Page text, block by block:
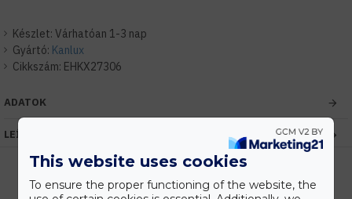
Készlet: Várhatóan 1-3 nap
Gyártó: Kanlux
Cikkszám: EHKX27306
ADATOK
LEÍRÁS
This website uses cookies
To ensure the proper functioning of the website, the